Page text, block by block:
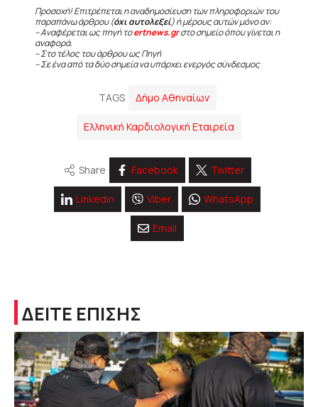
Προσοχή! Επιτρέπεται η αναδημοσίευση των πληροφοριών του
παραπάνω άρθρου (όχι αυτολεξεί) ή μέρους αυτών μόνο αν:
– Αναφέρεται ως πηγή τοertnews.grστο σημείο όπου γίνεται η
αναφορά.
– Στο τέλος του άρθρου ως Πηγή
– Σε ένα από τα δύο σημεία να υπάρχει ενεργός σύνδεσμος
TAGS Δήμο Αθηναίων
Ελληνική Καρδιολογική Εταιρεία
Share Facebook Twitter
Linkedin Viber WhatsApp
Email
ΔΕΙΤΕ ΕΠΙΣΗΣ